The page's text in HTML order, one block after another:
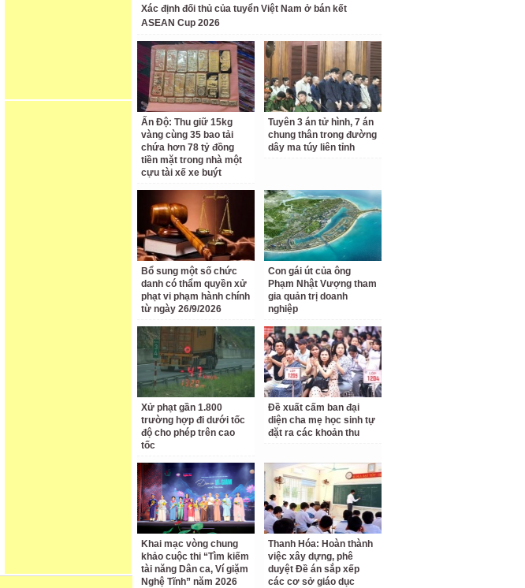
Xác định đối thủ của tuyển Việt Nam ở bán kết
ASEAN Cup 2026
Ấn Độ: Thu giữ 15kg
vàng cùng 35 bao tải
chứa hơn 78 tỷ đồng
tiền mặt trong nhà một
cựu tài xế xe buýt
Tuyên 3 án tử hình, 7 án
chung thân trong đường
dây ma túy liên tỉnh
Bổ sung một số chức
danh có thẩm quyền xử
phạt vi phạm hành chính
từ ngày 26/9/2026
Con gái út của ông
Phạm Nhật Vượng tham
gia quản trị doanh
nghiệp
Xử phạt gần 1.800
trường hợp đi dưới tốc
độ cho phép trên cao
tốc
Đề xuất cấm ban đại
diện cha mẹ học sinh tự
đặt ra các khoản thu
Khai mạc vòng chung
khảo cuộc thi “Tìm kiếm
tài năng Dân ca, Ví giặm
Nghệ Tĩnh” năm 2026
Thanh Hóa: Hoàn thành
việc xây dựng, phê
duyệt Đề án sắp xếp
các cơ sở giáo dục